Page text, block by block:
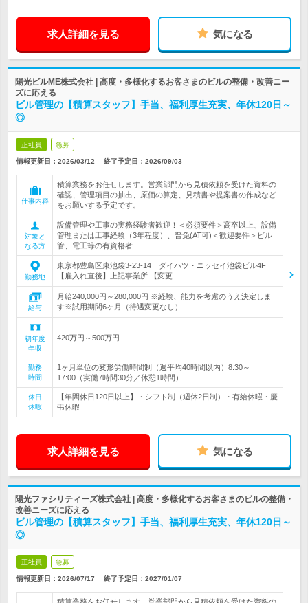
求人詳細を見る 気になる
陽光ビルME株式会社 | 高度・多様化するお客さまのビルの整備・改善ニー
ズに応える
ビル管理の【積算スタッフ】手当、福利厚生充実、年休120日～
◎
正社員 急募
情報更新日：2026/03/12 終了予定日： 2026/09/03
仕事内容
積算業務をお任せします。営業部門から見積依頼を受けた資料の
確認、管理項目の抽出、原価の算定、見積書や提案書の作成など
をお願いする予定です。
対象と
なる方
設備管理や工事の実務経験者歓迎！＜必須要件＞高卒以上、設備
管理または工事経験（3年程度）、普免(AT可)＜歓迎要件＞ビル
管、電工等の有資格者
勤務地
東京都豊島区東池袋3-23-14 ダイハツ・ニッセイ池袋ビル4F
【雇入れ直後】上記事業所 【変更…
給与
月給240,000円～280,000円 ※経験、能力を考慮のうえ決定しま
す※試用期間6ヶ月（待遇変更なし）
初年度
年収
420万円～500万円
勤務
時間
1ヶ月単位の変形労働時間制（週平均40時間以内）8:30～
17:00（実働7時間30分／休憩1時間）…
休日
休暇
【年間休日120日以上】・シフト制（週休2日制）・有給休暇・慶
弔休暇
求人詳細を見る 気になる
陽光ファシリティーズ株式会社 | 高度・多様化するお客さまのビルの整備・
改善ニーズに応える
ビル管理の【積算スタッフ】手当、福利厚生充実、年休120日～
◎
正社員 急募
情報更新日：2026/07/17 終了予定日： 2027/01/07